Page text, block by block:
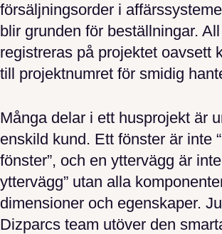
försäljningsorder i
blir grunden för beställningar.
registreras på projektet oavsett
till projektnumret för smidig
Många delar i ett husprojekt är
enskild kund. Ett fönster är inte
fönster”, och en yttervägg är
yttervägg” utan alla
dimensioner och egenskaper.
Dizparcs team utöver den